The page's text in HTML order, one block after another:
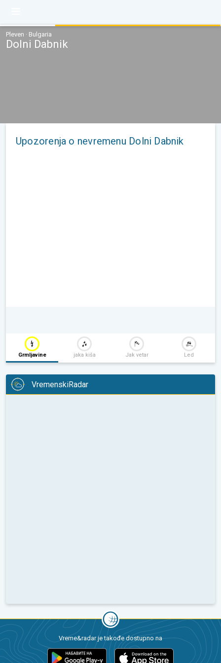
Pleven · Bulgaria
Dolni Dabnik
Upozorenja o nevremenu Dolni Dabnik
Grmljavine jaka kiša Jak vetar Led
VremenskiRadar
Vreme&radar je takođe dostupno na